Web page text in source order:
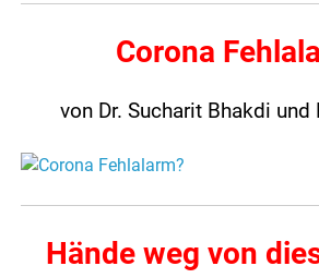
Corona
von Dr. Sucharit Bhakdi und
Hände weg von